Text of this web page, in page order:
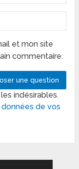
et mon site
commentaire.
indésirables.
de vos